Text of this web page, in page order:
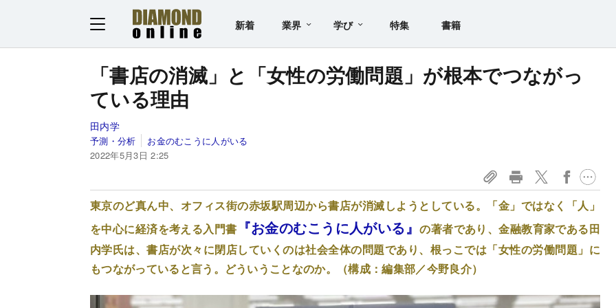
新着 業界 学び 特集 書籍
「書店の消滅」と「女性の労働問題」が根本でつながっ
ている理由
田内学
予測・分析
お金のむこうに人がいる
2022年5月3日 2:25
東京のど真ん中、オフィス街の赤坂駅周辺から書店が消滅しようとしている。「金」ではなく「人」
を中心に経済を考える入門書 『お金のむこうに人がいる』の著者であり、金融教育家である田
内学氏は、書店が次々に閉店していくのは社会全体の問題であり、根っこでは「女性の労働問題」に
もつながっていると言う。どういうことなのか。（構成：編集部／今野良介）